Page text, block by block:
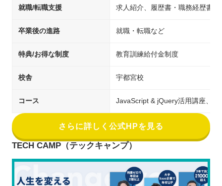
就職/転職支援 求人紹介、履歴書・職務経歴書
卒業後の進路 就職・転職など
特典/お得な制度 教育訓練給付金制度
校舎 宇都宮校
コース JavaScript & jQuery活用講座、
さらに詳しく公式HPを見る
TECH CAMP（テックキャンプ）